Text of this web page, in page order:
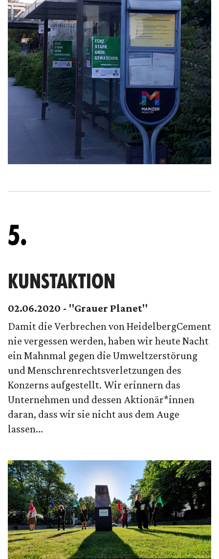
5.
KUNSTAKTION
02.06.2020 - "Grauer Planet"
Damit die Verbrechen von HeidelbergCement
nie vergessen werden, haben wir heute Nacht
ein Mahnmal gegen die Umweltzerstörung
und Menschrenrechtsverletzungen des
Konzerns aufgestellt. Wir erinnern das
Unternehmen und dessen Aktionär*innen
daran, dass wir sie nicht aus dem Auge
lassen...